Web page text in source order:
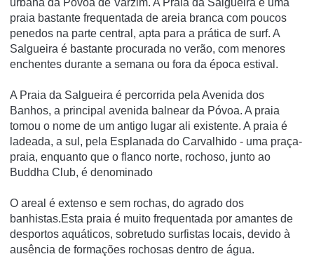
urbana da Póvoa de Varzim. A Praia da Salgueira é uma
praia bastante frequentada de areia branca com poucos
penedos na parte central, apta para a prática de surf. A
Salgueira é bastante procurada no verão, com menores
enchentes durante a semana ou fora da época estival.
A Praia da Salgueira é percorrida pela Avenida dos
Banhos, a principal avenida balnear da Póvoa. A praia
tomou o nome de um antigo lugar ali existente. A praia é
ladeada, a sul, pela Esplanada do Carvalhido - uma praça-
praia, enquanto que o flanco norte, rochoso, junto ao
Buddha Club, é denominado
O areal é extenso e sem rochas, do agrado dos
banhistas.Esta praia é muito frequentada por amantes de
desportos aquáticos, sobretudo surfistas locais, devido à
ausência de formações rochosas dentro de água.